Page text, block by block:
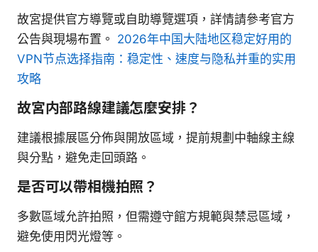
故宮提供官方導覽或自助導覽選項，詳情請參考官方
公告與現場布置。 2026年中国大陆地区稳定好用的
VPN节点选择指南：稳定性、速度与隐私并重的实用
攻略
故宮内部路線建議怎麼安排？
建議根據展區分佈與開放區域，提前規劃中軸線主線
與分點，避免走回頭路。
是否可以帶相機拍照？
多數區域允許拍照，但需遵守館方規範與禁忌區域，
避免使用閃光燈等。